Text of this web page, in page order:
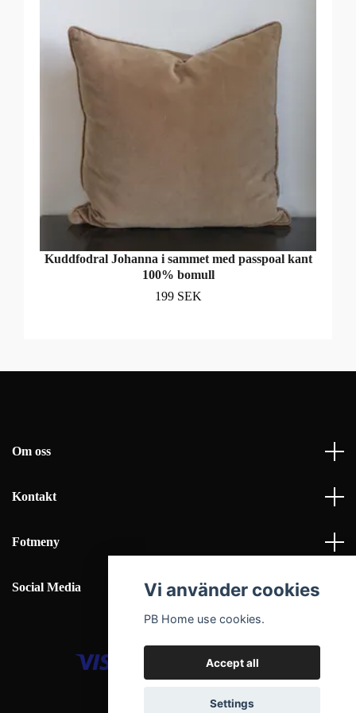
Kuddfodral Johanna i sammet med passpoal kant
100% bomull
199 SEK
Om oss
Kontakt
Fotmeny
Social Media
© 2026 PB Home Interior AB
Vi använder cookies
PB Home use cookies.
Accept all
Settings